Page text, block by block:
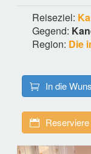
Reiseziel:
Gegend:
Region: Die
In die